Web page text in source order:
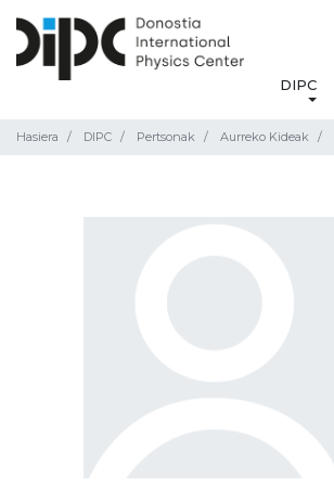
DIPC
Hasiera DIPC Pertsonak Aurreko Kideak